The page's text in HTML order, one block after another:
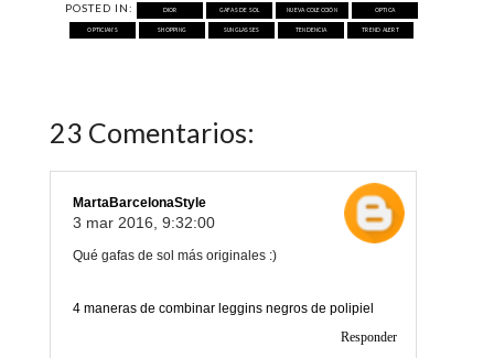
POSTED IN: DIOR GAFAS DE SOL NUEVA COLECCIÓN OPTICA
OPTICIAN'S SHOPPING SUNGLASSES TENDENCIA TREND ALERT
23 Comentarios:
MartaBarcelonaStyle
3 mar 2016, 9:32:00
Qué gafas de sol más originales :)
4 maneras de combinar leggins negros de polipiel
Responder